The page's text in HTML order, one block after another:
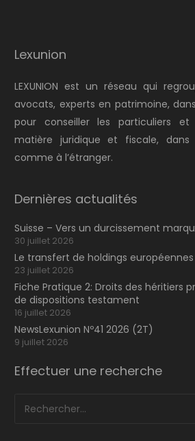
Lexunion
LEXUNION est un réseau qui
avocats, experts en patrimoine,
pour conseiller les particuliers
matière juridique et fiscale, dans
comme à l’étranger.
Dernières actualités
Suisse – Vers un durcissement
30 juillet 2026
Le transfert de holdings
23 juillet 2026
Fiche Pratique 2: Droits des héritiers
de dispositions testament
16 juillet 2026
NewsLexunion Nº41 2026 (2T)
9 juillet 2026
Effectuer une recherche
Rechercher :